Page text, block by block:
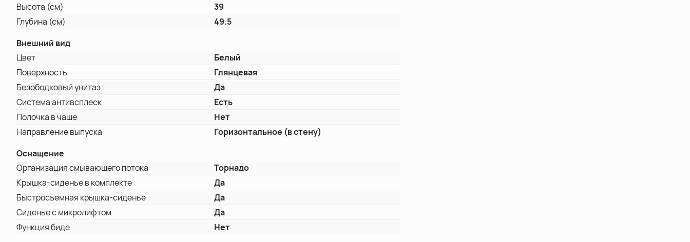
Высота (см)
39
Глубина (см)
49.5
Внешний вид
Цвет
Белый
Поверхность
Глянцевая
Безободковый унитаз
Да
Система антивсплеск
Есть
Полочка в чаше
Нет
Направление выпуска
Горизонтальное (в стену)
Оснащение
Организация смывающего потока
Торнадо
Крышка-сиденье в комплекте
Да
Быстросъемная крышка-сиденье
Да
Сиденье с микролифтом
Да
Функция биде
Нет